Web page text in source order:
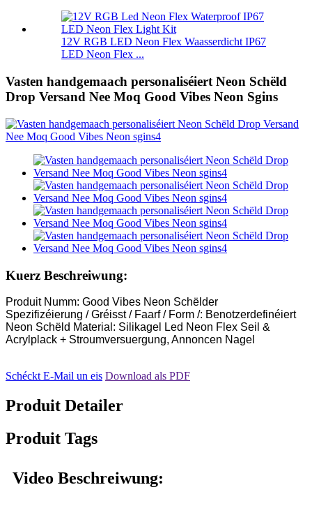
12V RGB LED Neon Flex Waasserdicht IP67
LED Neon Flex ...
Vasten handgemaach personaliséiert Neon Schëld
Drop Versand Nee Moq Good Vibes Neon Sgins
Kuerz Beschreiwung:
Produit Numm: Good Vibes Neon Schëlder
Spezifizéierung / Gréisst / Faarf / Form /: Benotzerdefinéiert
Neon Schëld Material: Silikagel Led Neon Flex Seil &
Acrylplack + Stroumversuergung, Annoncen Nagel
Schéckt E-Mail un eis Download als PDF
Produit Detailer
Produit Tags
Video Beschreiwung: